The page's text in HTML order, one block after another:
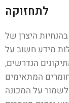
לתחזוקה
היצרן של
מידע חשוב על
הנדרשים,
המתאימים
על המכונה